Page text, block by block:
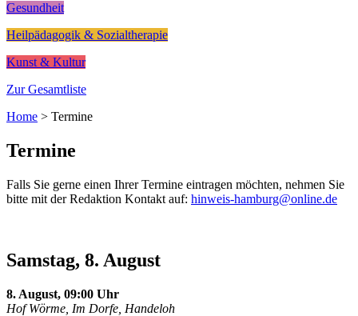
Gesundheit
Heilpädagogik & Sozialtherapie
Kunst & Kultur
Zur Gesamtliste
Home > Termine
Termine
Falls Sie gerne einen Ihrer Termine eintragen möchten, nehmen Sie
bitte mit der Redaktion Kontakt auf: hinweis-hamburg@online.de
Samstag, 8. August
8. August, 09:00 Uhr
Hof Wörme, Im Dorfe, Handeloh